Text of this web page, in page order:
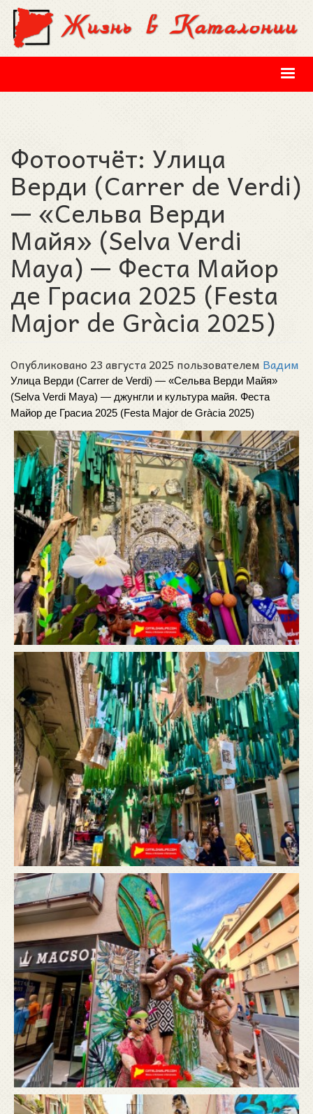
Перейти к основному содержанию
Фотоотчёт: Улица
Верди (Carrer de Verdi)
— «Сельва Верди
Майя» (Selva Verdi
Maya) — Феста Майор
де Грасиа 2025 (Festa
Major de Gràcia 2025)
Опубликовано 23 августа 2025 пользователем Вадим
Улица Верди (Carrer de Verdi) — «Сельва Верди Майя»
(Selva Verdi Maya) — джунгли и культура майя. Феста
Майор де Грасиа 2025 (Festa Major de Gràcia 2025)